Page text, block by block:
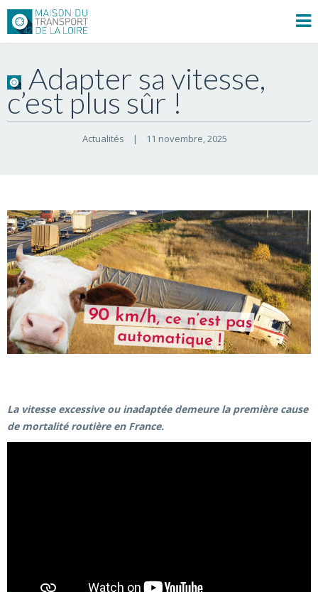
Adapter sa vitesse,
c’est plus sûr !
Actualités | 11 novembre, 2025
La vitesse excessive ou inadaptée demeure la première cause
de mortalité routière en France.